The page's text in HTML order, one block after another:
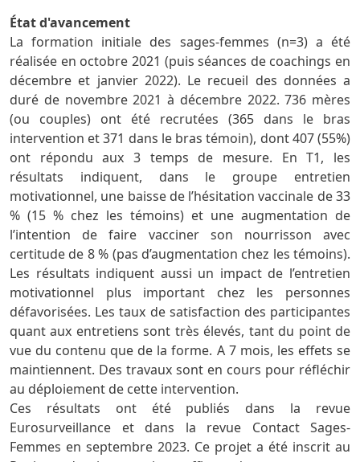
État d'avancement
La formation initiale des sages-femmes (n=3) a été
réalisée en octobre 2021 (puis séances de coachings en
décembre et janvier 2022). Le recueil des données a
duré de novembre 2021 à décembre 2022. 736 mères
(ou couples) ont été recrutées (365 dans le bras
intervention et 371 dans le bras témoin), dont 407 (55%)
ont répondu aux 3 temps de mesure. En T1, les
résultats indiquent, dans le groupe entretien
motivationnel, une baisse de l’hésitation vaccinale de 33
% (15 % chez les témoins) et une augmentation de
l’intention de faire vacciner son nourrisson avec
certitude de 8 % (pas d’augmentation chez les témoins).
Les résultats indiquent aussi un impact de l’entretien
motivationnel plus important chez les personnes
défavorisées. Les taux de satisfaction des participantes
quant aux entretiens sont très élevés, tant du point de
vue du contenu que de la forme. A 7 mois, les effets se
maintiennent. Des travaux sont en cours pour réfléchir
au déploiement de cette intervention.
Ces résultats ont été publiés dans la revue
Eurosurveillance et dans la revue Contact Sages-
Femmes en septembre 2023. Ce projet a été inscrit au